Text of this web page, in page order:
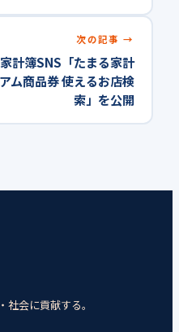
次の記事
計簿SNS「たまる家計
ム商品券 使えるお店検
索」を公開
社会に貢献する。